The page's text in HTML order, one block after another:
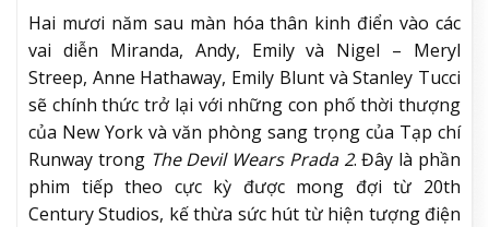
Hai mươi năm sau màn hóa thân kinh điển vào các
vai diễn Miranda, Andy, Emily và Nigel – Meryl
Streep, Anne Hathaway, Emily Blunt và Stanley Tucci
sẽ chính thức trở lại với những con phố thời thượng
của New York và văn phòng sang trọng của Tạp chí
Runway trong The Devil Wears Prada 2. Đây là phần
phim tiếp theo cực kỳ được mong đợi từ 20th
Century Studios, kế thừa sức hút từ hiện tượng điện